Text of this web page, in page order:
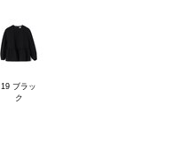
19 ブラッ